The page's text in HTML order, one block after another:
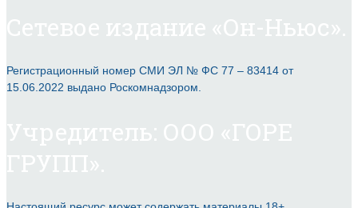
Регистрационный номер СМИ ЭЛ № ФС 77 – 83414 от
15.06.2022 выдано Роскомнадзором.